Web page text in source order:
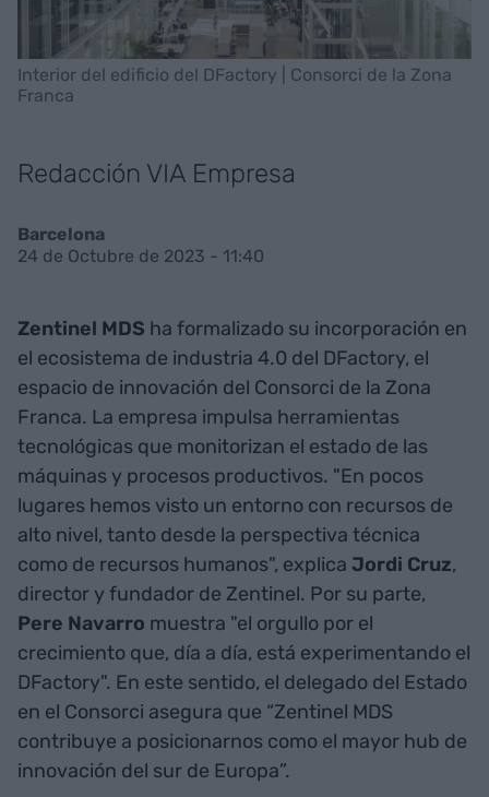
Interior del edificio del DFactory | Consorci de la Zona
Franca
Redacción VIA Empresa
Barcelona
24 de Octubre de 2023 - 11:40
Zentinel MDS ha formalizado su incorporación en
el ecosistema de industria 4.0 del DFactory, el
espacio de innovación del Consorci de la Zona
Franca. La empresa impulsa herramientas
tecnológicas que monitorizan el estado de las
máquinas y procesos productivos. "En pocos
lugares hemos visto un entorno con recursos de
alto nivel, tanto desde la perspectiva técnica
como de recursos humanos", explica Jordi Cruz,
director y fundador de Zentinel. Por su parte,
Pere Navarro muestra "el orgullo por el
crecimiento que, día a día, está experimentando el
DFactory". En este sentido, el delegado del Estado
en el Consorci asegura que “Zentinel MDS
contribuye a posicionarnos como el mayor hub de
innovación del sur de Europa”.